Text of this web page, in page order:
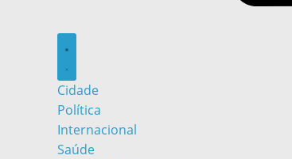
Cidade
Política
Internacional
Saúde